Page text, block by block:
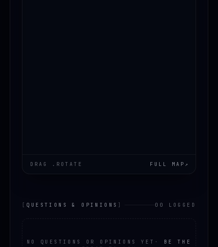
DRAG .ROTATE FULL MAP ↗
[ QUESTIONS & OPINIONS ] 00 LOGGED
NO QUESTIONS OR OPINIONS YET ·
BE THE